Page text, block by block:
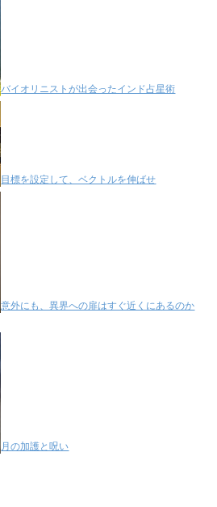
バイオリニストが出会ったインド占星術
目標を設定して、ベクトルを伸ばせ
意外にも、異界への扉はすぐ近くにあるのか
月の加護と呪い